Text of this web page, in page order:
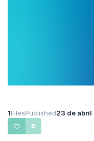
1FilesPublished23 de abril
0